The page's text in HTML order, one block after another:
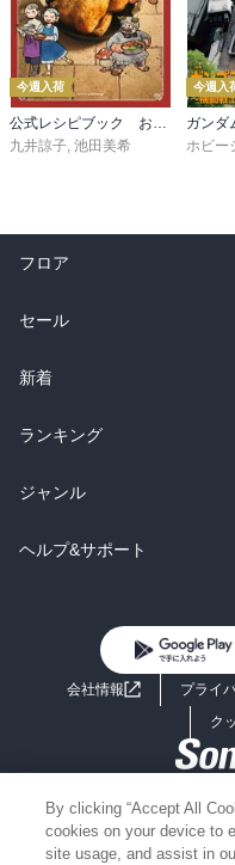
今週入荷
九井諒子 池田美希
今週入
ホビー
フロア
総合
ラノベ
雑誌・グラビア
BL・TL
セール
総合
ラノベ
雑誌・グラビア
BL・TL
新着
総合
ラノベ
雑誌・グラビア
ランキング
総合
ラノベ
ジャンル
コミック
ライトノベル
ミステリー
ヘルプ&サポート
よくあるご質問
会社情報 プライ
ク
Copyright 2017 - 2026
Information on the site
powered
By clicking “Accept All
cookies on your device to
site usage, and assist in